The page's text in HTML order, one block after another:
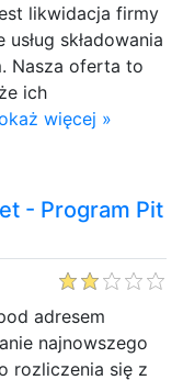
likwidacja firmy
składowania
Nasza oferta to
ich
więcej »
- Program Pit
adresem
najnowszego
rozliczenia się z